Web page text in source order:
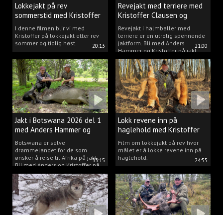
20:13
Lokkejakt på rev
sommerstid med Kristoffer
Clausen
I denne filmen blir vi med
Kristoffer på lokkejakt etter rev
sommer og tidlig høst.
21:00
Revejakt med terriere med
Kristoffer Clausen og
Anders Hammer
Revejakt i halmballer med
terriere er en utrolig spennende
jaktform. Bli med Anders
Hammer og Kristoffer på jakt.
33:15
Jakt i Botswana 2026 del 1
med Anders Hammer og
Kristoffer
Botswana er selve
drømmelandet for de som
ønsker å reise til Afrika på jakt.
Bli med Anders og Kristoffer på
spennende opplevelser på
Kgwebe Hills i Botswana.
24:55
Lokk revene inn på
haglehold med Kristoffer
Clausen
Film om lokkejakt på rev hvor
målet er å lokke revene inn på
haglehold.